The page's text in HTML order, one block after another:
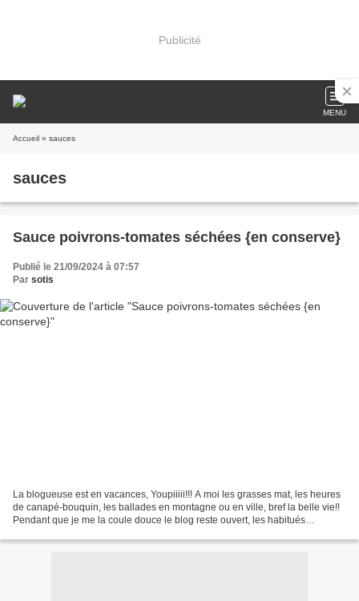
Publicité
MENU
Accueil » sauces
sauces
Sauce poivrons-tomates séchées {en conserve}
Publié le 21/09/2024 à 07:57
Par sotis
La blogueuse est en vacances, Youpiiiii!!! A moi les grasses mat, les heures
de canapé-bouquin, les ballades en montagne ou en ville, bref la belle vie!!
Pendant que je me la coule douce le blog reste ouvert, les habitués